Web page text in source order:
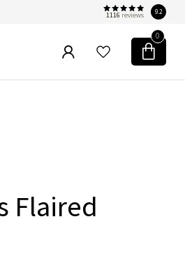
1116 reviews 9.2
0
Flaired